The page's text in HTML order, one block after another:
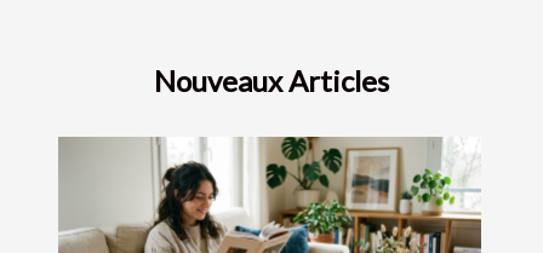
Nouveaux Articles